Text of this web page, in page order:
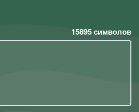
15895символов